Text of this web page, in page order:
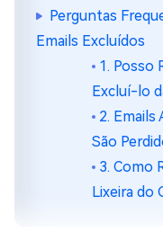
Perguntas
Emails Excluídos
1. Posso
Excluí-lo
2.
São
3. Como
Lixeira do